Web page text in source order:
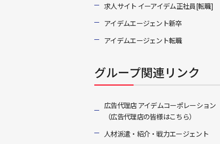
求人サイト イーアイデム正社員[転職]
アイデムエージェント新卒
アイデムエージェント転職
グループ関連リンク
広告代理店 アイデムコーポレーション
（広告代理店の皆様はこちら）
人材派遣・紹介・戦力エージェント